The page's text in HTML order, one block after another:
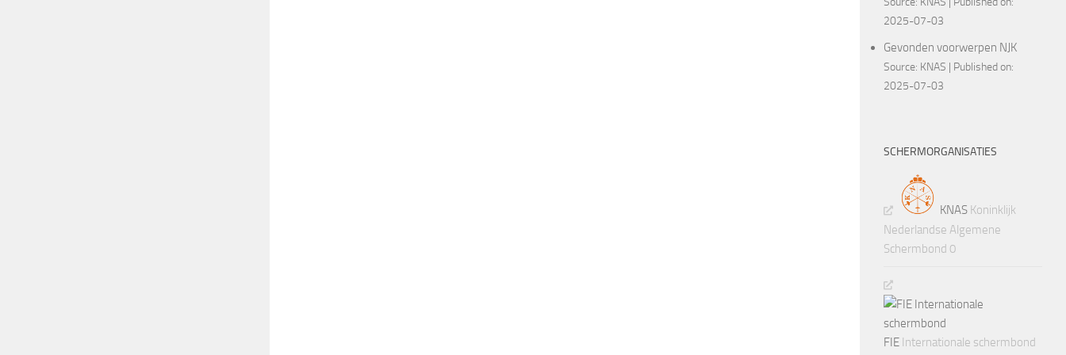
2025-07-03
Gevonden voorwerpen NJK
Source: KNAS
Published on:
2025-07-03
SCHERMORGANISATIES
KNAS Koninklijk
Nederlandse Algemene
Schermbond 0
FIE Internationale schermbond